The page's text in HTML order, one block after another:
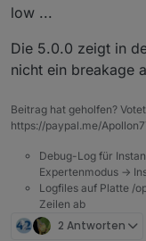
Aber
low ...
Die 5.0.0 zeigt in
nicht ein breakage
Beitrag hat geholfen?
https://paypal.me/
Debug-Log für
Expertenmodus ->
Logfiles auf Platte /
Zeilen ab
2 Antworten